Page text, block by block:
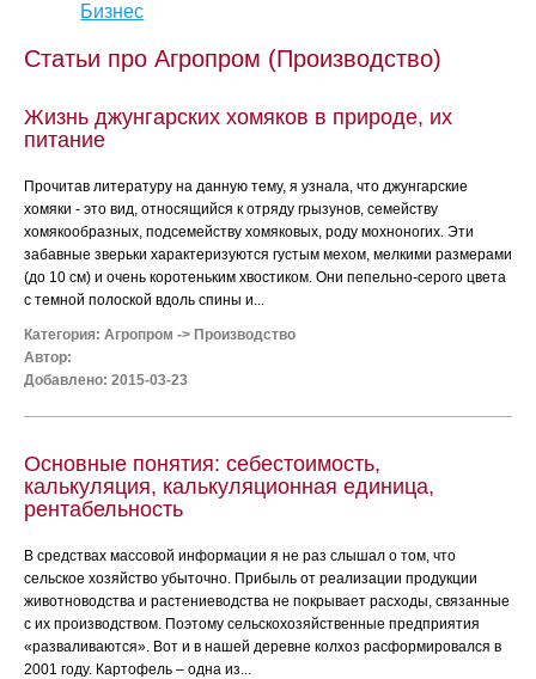
Бизнес
Статьи про Агропром (Производство)
Жизнь джунгарских хомяков в природе, их
питание
Прочитав литературу на данную тему, я узнала, что джунгарские
хомяки - это вид, относящийся к отряду грызунов, семейству
хомякообразных, подсемейству хомяковых, роду мохноногих. Эти
забавные зверьки характеризуются густым мехом, мелкими размерами
(до 10 см) и очень коротеньким хвостиком. Они пепельно-серого цвета
с темной полоской вдоль спины и...
Категория: Агропром -> Производство
Автор:
Добавлено: 2015-03-23
Основные понятия: себестоимость,
калькуляция, калькуляционная единица,
рентабельность
В средствах массовой информации я не раз слышал о том, что
сельское хозяйство убыточно. Прибыль от реализации продукции
животноводства и растениеводства не покрывает расходы, связанные
с их производством. Поэтому сельскохозяйственные предприятия
«разваливаются». Вот и в нашей деревне колхоз расформировался в
2001 году. Картофель – одна из...